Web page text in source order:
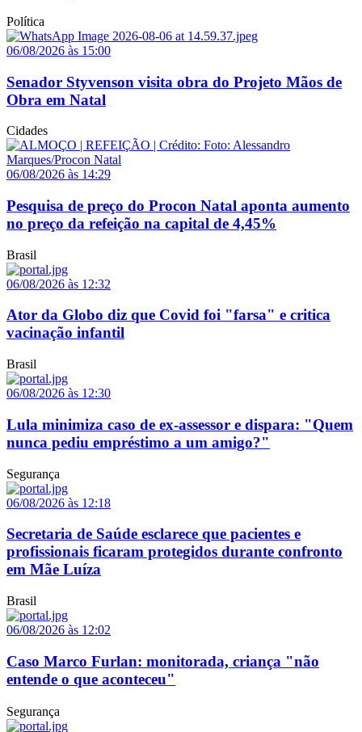
Política
06/08/2026 às 15:00
Senador Styvenson visita obra do Projeto Mãos de
Obra em Natal
Cidades
06/08/2026 às 14:29
Pesquisa de preço do Procon Natal aponta aumento
no preço da refeição na capital de 4,45%
Brasil
06/08/2026 às 12:32
Ator da Globo diz que Covid foi "farsa" e critica
vacinação infantil
Brasil
06/08/2026 às 12:30
Lula minimiza caso de ex-assessor e dispara: "Quem
nunca pediu empréstimo a um amigo?"
Segurança
06/08/2026 às 12:18
Secretaria de Saúde esclarece que pacientes e
profissionais ficaram protegidos durante confronto
em Mãe Luíza
Brasil
06/08/2026 às 12:02
Caso Marco Furlan: monitorada, criança "não
entende o que aconteceu"
Segurança